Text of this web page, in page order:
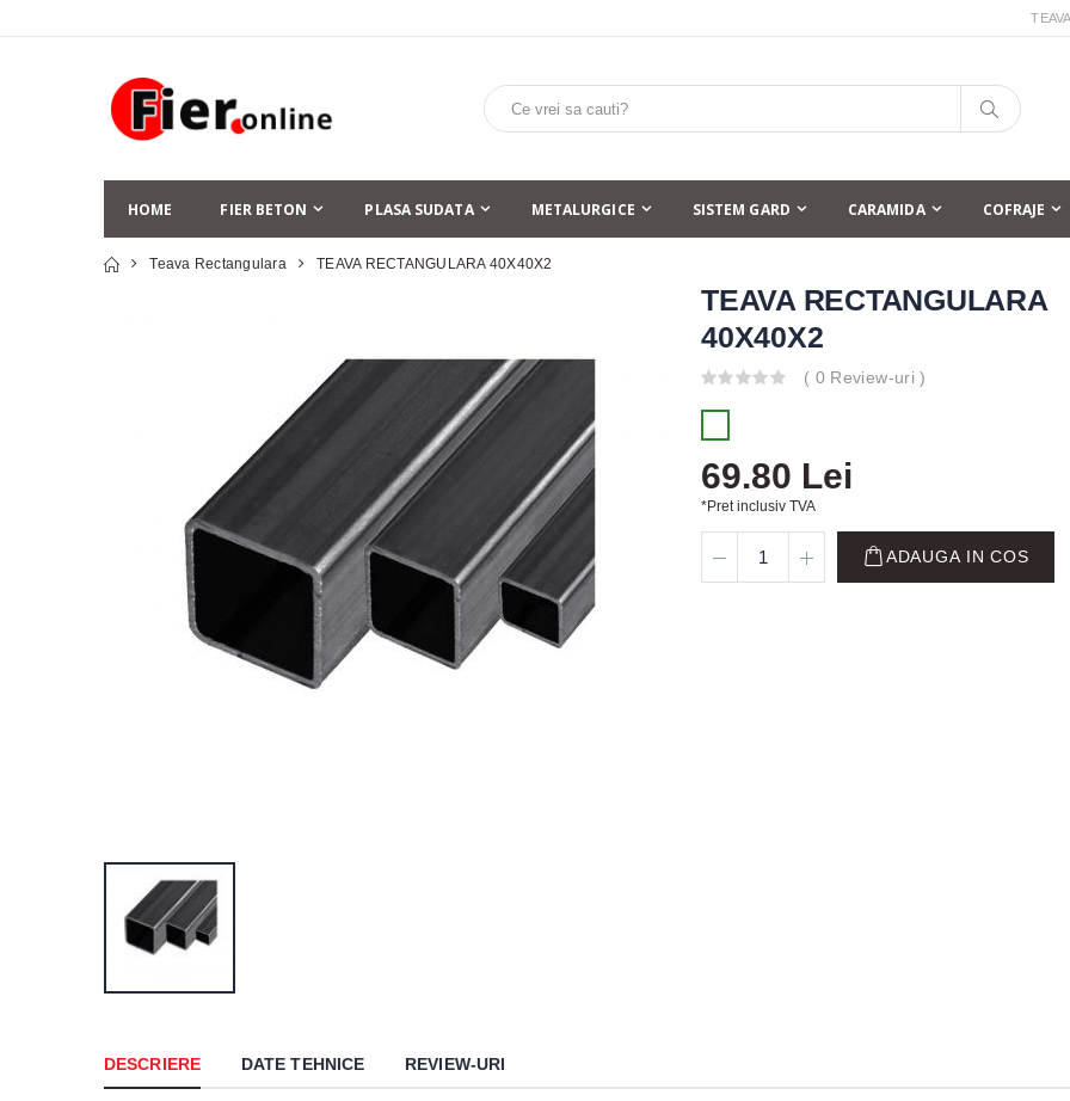
HOME FIER BETON PLASA SUDATA METALURGICE SISTEM GARD CARAMIDA COFRAJE
Teava Rectangulara TEAVA RECTANGULARA 40X40X2
TEAVA RECTANGULARA
40X40X2
( 0 Review-uri )
69.80 Lei
*Pret inclusiv TVA
ADAUGA IN COS
DESCRIERE DATE TEHNICE REVIEW-URI